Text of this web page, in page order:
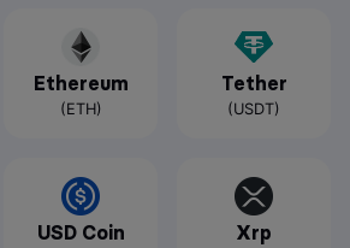
Ethereum
(ETH)
Tether
(USDT)
USD Coin Xrp